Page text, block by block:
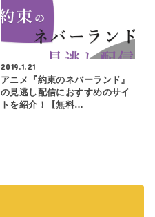
2019.1.21
アニメ『約束のネバーランド』
の見逃し配信におすすめのサイ
トを紹介！【無料…